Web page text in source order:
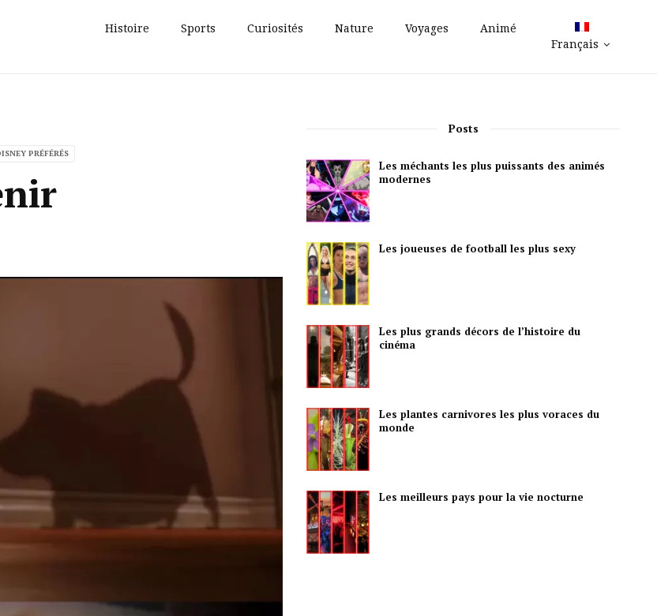
Histoire Sports Curiosités Nature Voyages
Animé
Français
PRÉFÉRÉS
Posts
Les méchants les plus puissants des animés
modernes
Les joueuses de football les plus sexy
Les plus grands décors de l’histoire du
cinéma
Les plantes carnivores les plus voraces du
monde
Les meilleurs pays pour la vie nocturne